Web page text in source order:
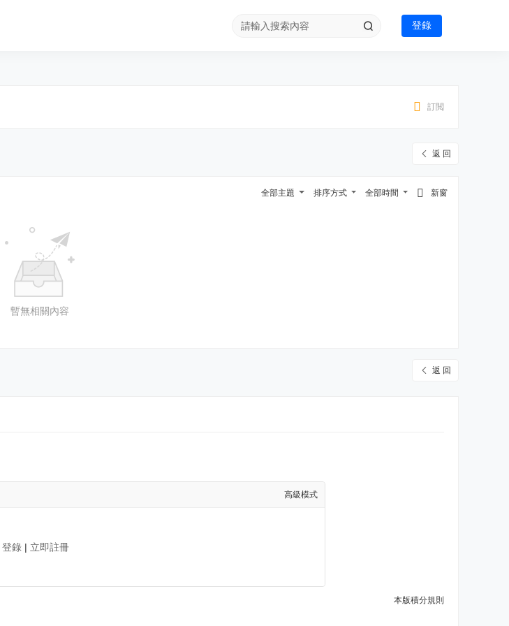
登錄
訂閲
返 回
新窗
全部時間
排序方式
全部主題
暫無相關內容
返 回
高級模式
登錄 | 立即註冊
本版積分規則